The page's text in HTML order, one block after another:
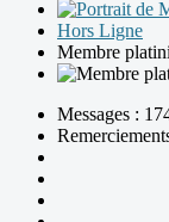
Hors Ligne
Membre
Messages :